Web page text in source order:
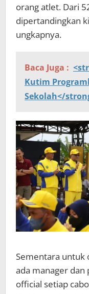
orang atlet. Dari
dipertandingkan
ungkapnya.
Baca Juga :
Kutim
Sekolah</
Sementara untuk
ada manager dan
official setiap